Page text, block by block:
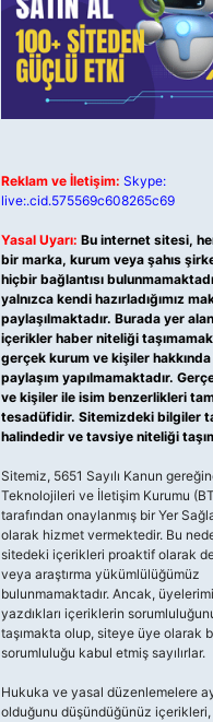
Reklam ve İletişim: Skype:
live:.cid.575569c608265c69
Yasal Uyarı: Bu internet sitesi,
bir marka, kurum veya şahıs
hiçbir bağlantısı
yalnızca kendi hazırladığımız
paylaşılmaktadır. Burada yer alan
içerikler haber niteliği
gerçek kurum ve kişiler hakkında
paylaşım yapılmamaktadır.
ve kişiler ile isim benzerlikleri
tesadüfidir. Sitemizdeki bilgiler
halindedir ve tavsiye niteliği
Sitemiz, 5651 Sayılı Kanun
Teknolojileri ve İletişim Kurumu
tarafından onaylanmış bir Yer
olarak hizmet vermektedir. Bu
sitedeki içerikleri proaktif olarak
veya araştırma yükümlülüğümüz
bulunmamaktadır. Ancak,
yazdıkları içeriklerin
taşımakta olup, siteye üye olarak
sorumluluğu kabul etmiş sayılırlar.
Hukuka ve yasal düzenlemelere
olduğunu düşündüğünüz içerikleri,